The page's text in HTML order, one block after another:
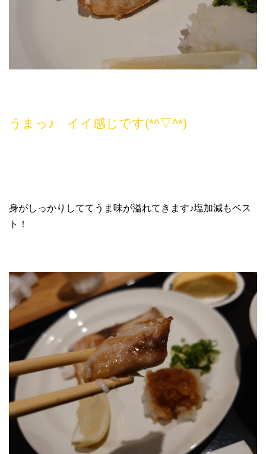
うまっ♪ イイ感じです(*^▽^*)
身がしっかりしててうま味が溢れてきます♪塩加減もベス
ト！